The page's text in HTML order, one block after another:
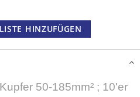
HINZUFÜGEN
50-185mm² ; 10'er